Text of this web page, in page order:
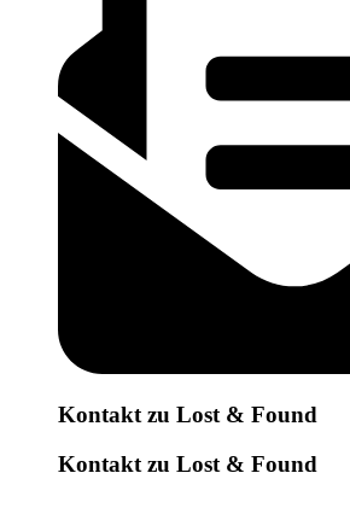
Kontakt zu Lost & Found
Kontakt zu Lost & Found